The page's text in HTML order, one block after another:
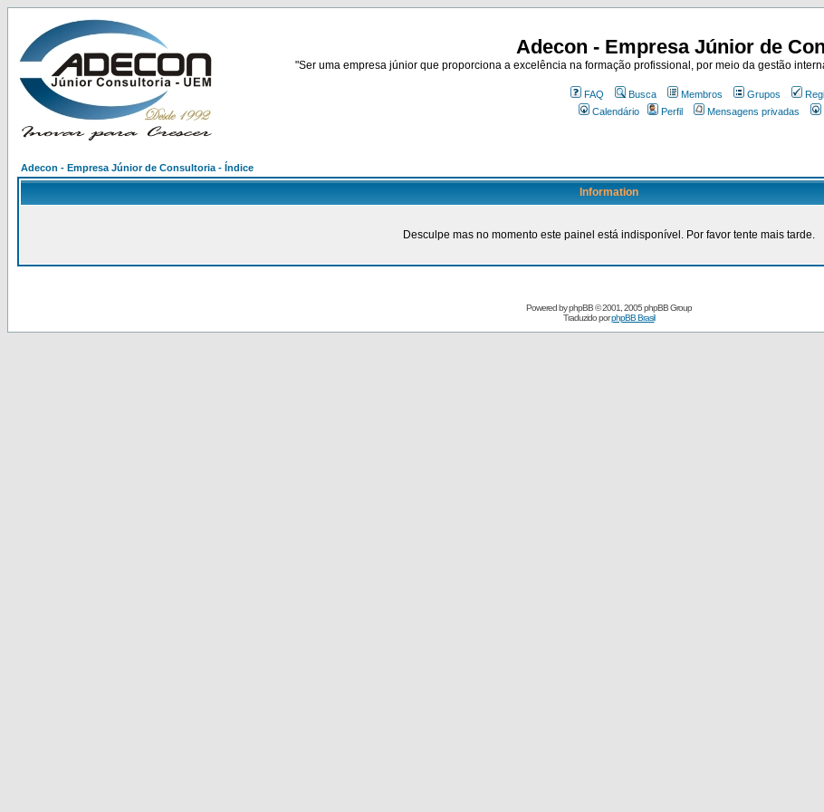
Adecon - Empresa Júnior de
"Ser uma empresa júnior que proporciona a excelência na formação profissional, por meio da gestão
FAQ Busca Membros Grupos
Calendário
Perfil Mensagens privadas
Adecon - Empresa Júnior de Consultoria - Índice
Information
Desculpe mas no momento este painel está indisponível. Por favor tente mais tarde.
Powered byphpBB© 2001, 2005 phpBB Group
Traduzido porphpBB Brasil